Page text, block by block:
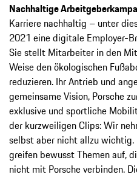
Nachhaltige
Karriere nachhaltig – unter
2021 eine digitale Employer-
Sie stellt Mitarbeiter in den
Weise den ökologischen
reduzieren. Ihr Antrieb und
gemeinsame Vision, Porsche
exklusive und sportliche
der kurzweiligen Clips: Wir
selbst aber nicht allzu
greifen bewusst Themen auf,
nicht mit Porsche verbinden.